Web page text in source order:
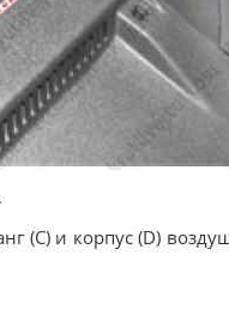
(C) и корпус (D)